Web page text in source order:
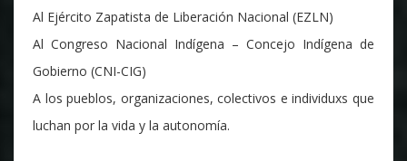
Al Ejército Zapatista de Liberación Nacional (EZLN)
Al Congreso Nacional Indígena – Concejo Indígena de
Gobierno (CNI-CIG)
A los pueblos, organizaciones, colectivos e individuxs que
luchan por la vida y la autonomía.